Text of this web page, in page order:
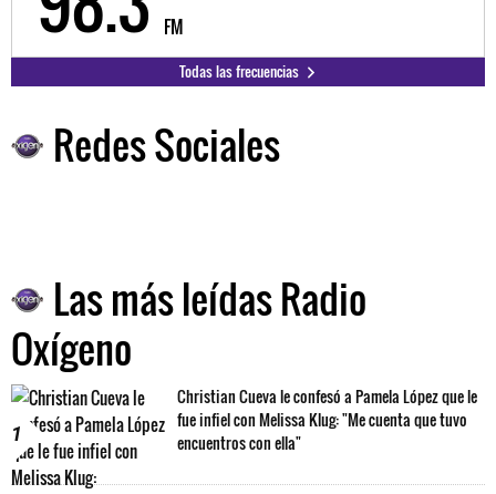
FM
Todas las frecuencias
Redes Sociales
Las más leídas Radio
Oxígeno
1
Christian Cueva le confesó a Pamela López que le
fue infiel con Melissa Klug: "Me cuenta que tuvo
encuentros con ella"